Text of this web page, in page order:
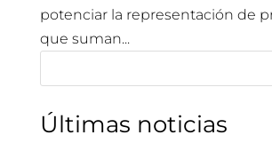
potenciar la representación de
que suman...
Últimas noticias